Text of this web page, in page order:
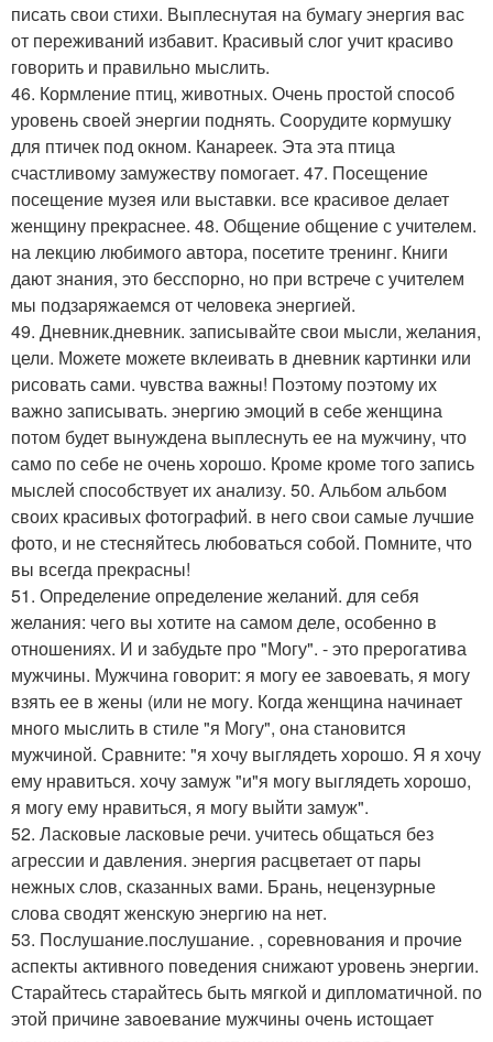
писать свои стихи. Выплеснутая на бумагу энергия вас
от переживаний избавит. Красивый слог учит красиво
говорить и правильно мыслить.
46. Кормление птиц, животных. Очень простой способ
уровень своей энергии поднять. Соорудите кормушку
для птичек под окном. Канареек. Эта эта птица
счастливому замужеству помогает. 47. Посещение
посещение музея или выставки. все красивое делает
женщину прекраснее. 48. Общение общение с учителем.
на лекцию любимого автора, посетите тренинг. Книги
дают знания, это бесспорно, но при встрече с учителем
мы подзаряжаемся от человека энергией.
49. Дневник.дневник. записывайте свои мысли, желания,
цели. Можете можете вклеивать в дневник картинки или
рисовать сами. чувства важны! Поэтому поэтому их
важно записывать. энергию эмоций в себе женщина
потом будет вынуждена выплеснуть ее на мужчину, что
само по себе не очень хорошо. Кроме кроме того запись
мыслей способствует их анализу. 50. Альбом альбом
своих красивых фотографий. в него свои самые лучшие
фото, и не стесняйтесь любоваться собой. Помните, что
вы всегда прекрасны!
51. Определение определение желаний. для себя
желания: чего вы хотите на самом деле, особенно в
отношениях. И и забудьте про "Могу". - это прерогатива
мужчины. Мужчина говорит: я могу ее завоевать, я могу
взять ее в жены (или не могу. Когда женщина начинает
много мыслить в стиле "я Могу", она становится
мужчиной. Сравните: "я хочу выглядеть хорошо. Я я хочу
ему нравиться. хочу замуж "и"я могу выглядеть хорошо,
я могу ему нравиться, я могу выйти замуж".
52. Ласковые ласковые речи. учитесь общаться без
агрессии и давления. энергия расцветает от пары
нежных слов, сказанных вами. Брань, нецензурные
слова сводят женскую энергию на нет.
53. Послушание.послушание. , соревнования и прочие
аспекты активного поведения снижают уровень энергии.
Старайтесь старайтесь быть мягкой и дипломатичной. по
этой причине завоевание мужчины очень истощает